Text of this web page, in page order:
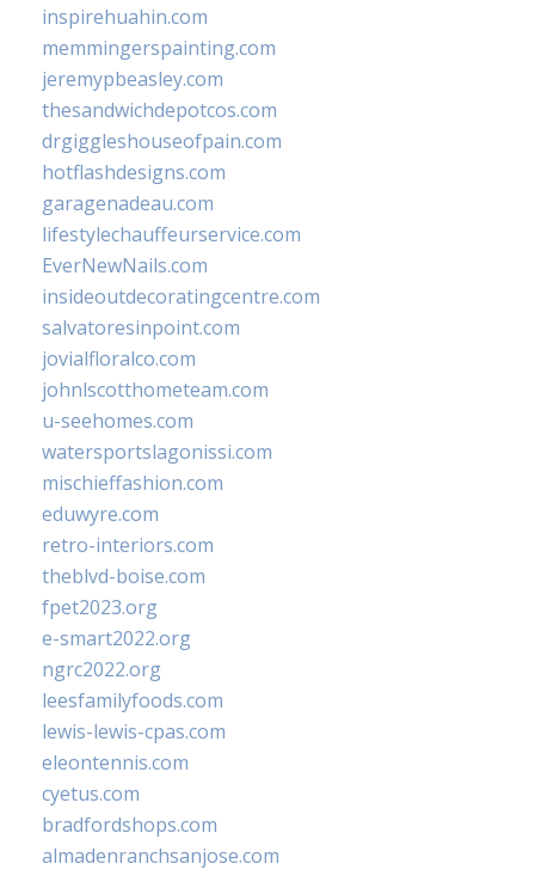
inspirehuahin.com
memmingerspainting.com
jeremypbeasley.com
thesandwichdepotcos.com
drgiggleshouseofpain.com
hotflashdesigns.com
garagenadeau.com
lifestylechauffeurservice.com
EverNewNails.com
insideoutdecoratingcentre.com
salvatoresinpoint.com
jovialfloralco.com
johnlscotthometeam.com
u-seehomes.com
watersportslagonissi.com
mischieffashion.com
eduwyre.com
retro-interiors.com
theblvd-boise.com
fpet2023.org
e-smart2022.org
ngrc2022.org
leesfamilyfoods.com
lewis-lewis-cpas.com
eleontennis.com
cyetus.com
bradfordshops.com
almadenranchsanjose.com